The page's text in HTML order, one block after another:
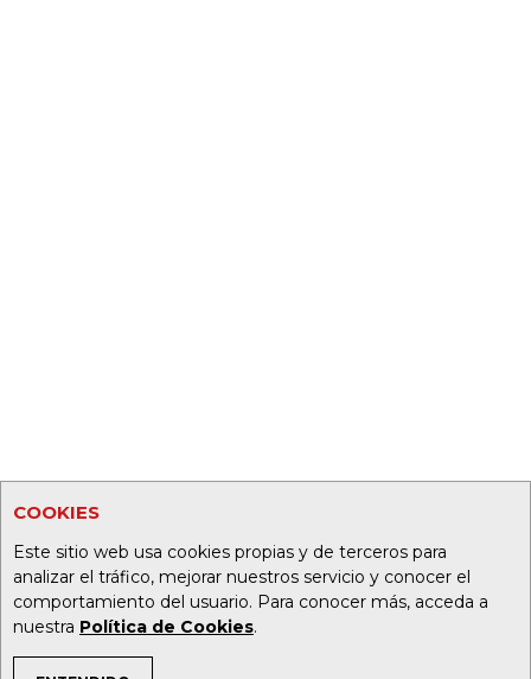
COOKIES
Este sitio web usa cookies propias y de terceros para
analizar el tráfico, mejorar nuestros servicio y conocer el
comportamiento del usuario. Para conocer más, acceda a
nuestra Política de Cookies.